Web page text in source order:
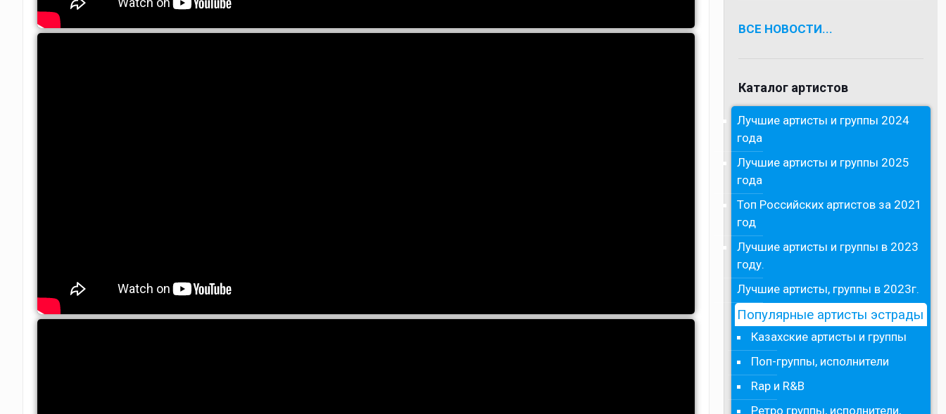
ВСЕ НОВОСТИ...
Каталог артистов
Лучшие артисты и группы 2024
года
Лучшие артисты и группы 2025
года
Топ Российских артистов за 2021
год
Лучшие артисты и группы в 2023
году.
Лучшие артисты, группы в 2023г.
Популярные артисты эстрады
Казахские артисты и группы
Поп-группы, исполнители
Rap и R&B
Ретро группы, исполнители,